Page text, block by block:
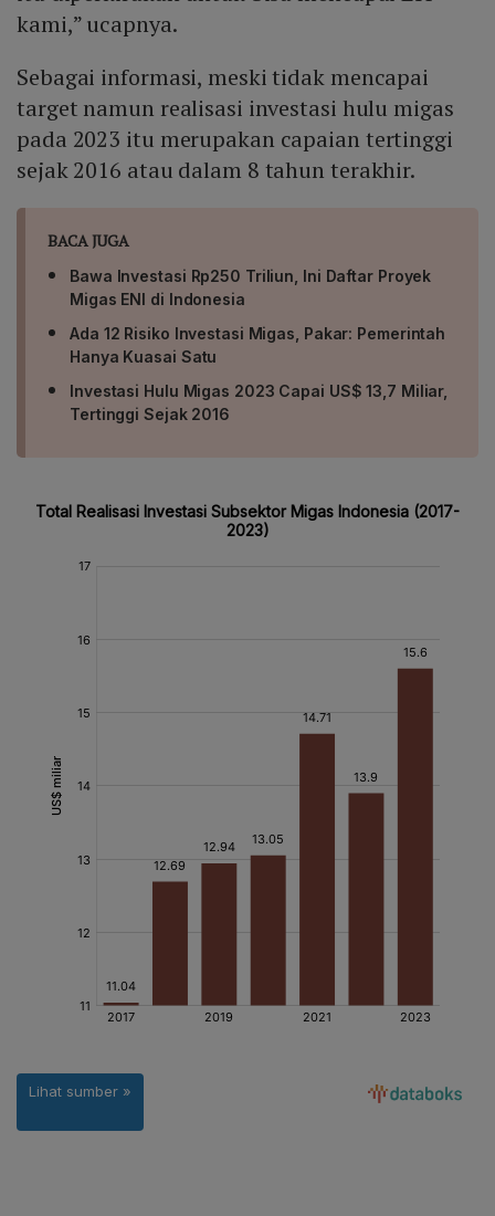
kami,” ucapnya.
Sebagai informasi, meski tidak mencapai
target namun realisasi investasi hulu migas
pada 2023 itu merupakan capaian tertinggi
sejak 2016 atau dalam 8 tahun terakhir.
BACA JUGA
Bawa Investasi Rp250 Triliun, Ini Daftar Proyek
Migas ENI di Indonesia
Ada 12 Risiko Investasi Migas, Pakar: Pemerintah
Hanya Kuasai Satu
Investasi Hulu Migas 2023 Capai US$ 13,7 Miliar,
Tertinggi Sejak 2016